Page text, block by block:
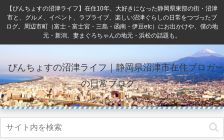
【ぴんちょすの沼津ライフ】在住10年、大好きになった静岡県東部の街・沼津
市と、グルメ、イベント、ラブライブ、楽しい沼津ぐらしの日常をつづったブ
ログ。周辺市町（富士・富士宮・三島・函南・伊豆etc）にお出かけや、僕の地
元・新潟、妻まぐろちゃんの地元・浜松の話題も。
ぴんちょすの沼津ライフ｜静岡県沼津市在住ブロガー
の日常ブログ